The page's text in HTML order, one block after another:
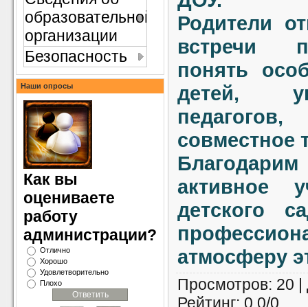
образовательной
организации
Безопасность
Наши опросы
Как вы
оцениваете
работу
администрации?
Отлично
Хорошо
Удовлетворительно
Плохо
Родители
встречи
понять
детей,
совместное
активное
детского
атмосферу
Просмотров: 20 |
Рейтинг: 0.0/0